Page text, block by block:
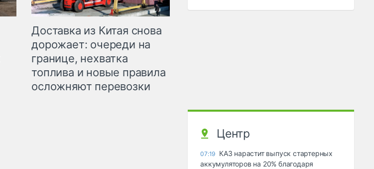
Доставка из Китая снова
дорожает: очереди на
границе, нехватка
топлива и новые правила
осложняют перевозки
Центр
07:19 КАЗ нарастит выпуск стартерных
аккумуляторов на 20% благодаря